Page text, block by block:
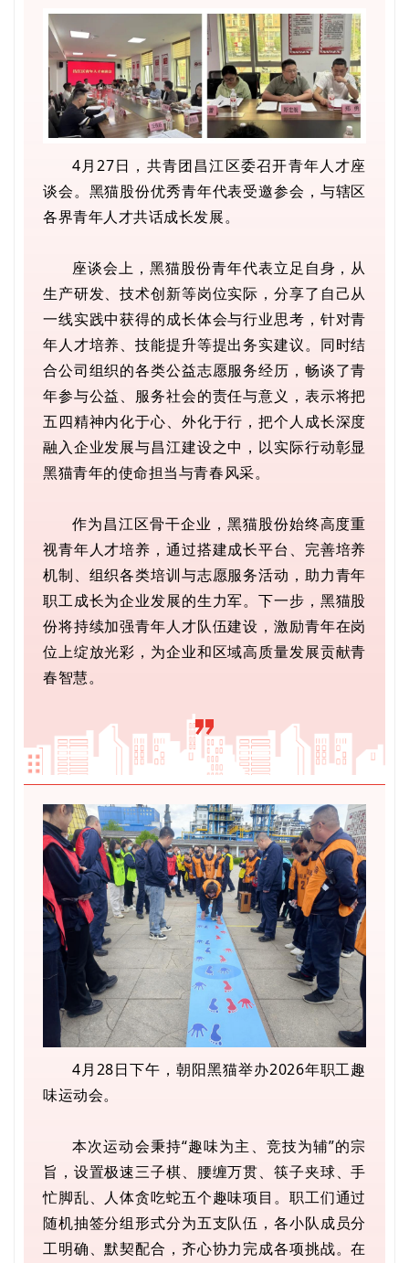
4月27日，共青团昌江区委召开青年人才座
谈会。黑猫股份优秀青年代表受邀参会，与辖区
各界青年人才共话成长发展。
座谈会上，黑猫股份青年代表立足自身，从
生产研发、技术创新等岗位实际，分享了自己从
一线实践中获得的成长体会与行业思考，针对青
年人才培养、技能提升等提出务实建议。同时结
合公司组织的各类公益志愿服务经历，畅谈了青
年参与公益、服务社会的责任与意义，表示将把
五四精神内化于心、外化于行，把个人成长深度
融入企业发展与昌江建设之中，以实际行动彰显
黑猫青年的使命担当与青春风采。
作为昌江区骨干企业，黑猫股份始终高度重
视青年人才培养，通过搭建成长平台、完善培养
机制、组织各类培训与志愿服务活动，助力青年
职工成长为企业发展的生力军。下一步，黑猫股
份将持续加强青年人才队伍建设，激励青年在岗
位上绽放光彩，为企业和区域高质量发展贡献青
春智慧。
4月28日下午，朝阳黑猫举办2026年职工趣
味运动会。
本次运动会秉持“趣味为主、竞技为辅”的宗
旨，设置极速三子棋、腰缠万贯、筷子夹球、手
忙脚乱、人体贪吃蛇五个趣味项目。职工们通过
随机抽签分组形式分为五支队伍，各小队成员分
工明确、默契配合，齐心协力完成各项挑战。在